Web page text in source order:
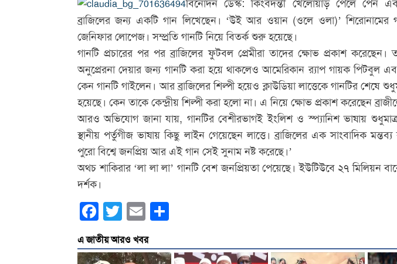
বিনোদন ডেস্ক: কিংবদন্তী খেলোয়াড় পেলে পেন
ব্রাজিলের জন্য একটি গান লিখেছেন। ‘উই আর ওয়ান (ওলে ওলা)’ শিরোনামের
জেনিফার লোপেজ। সম্প্রতি গানটি নিয়ে বিতর্ক শুরু হয়েছে।
গানটি প্রচারের পর পর ব্রাজিলের ফুটবল প্রেমীরা তাদের ক্ষোভ প্রকাশ করেছেন।
অনুপ্রেরনা দেয়ার জন্য গানটি করা হয়ে থাকলেও আমেরিকান র‌্যাপ গায়ক পিটবুল
কেন গানটি গাইলেন। আর ব্রাজিলের শিল্পী হয়েও ক্লাউডিয়া লাত্তেকে গানটির শেষে
হয়েছে। কেন তাকে কেন্দ্রীয় শিল্পী করা হলো না। এ নিয়ে ক্ষোভ প্রকাশ করেছেন
আরও অভিযোগ জানা যায়, গানটির বেশীরভাগই ইংলিশ ও স্প্যানিশ ভাষায়
স্থানীয় পর্তুগীজ ভাষায় কিছু লাইন গেয়েছেন লাত্তে। ব্রাজিলের এক সাংবাদিক
পুরো বিশ্বে জনপ্রিয় আর এই গান সেই সুনাম নষ্ট করেছে।’
অথচ শাকিরার ‘লা লা লা’ গানটি বেশ জনপ্রিয়তা পেয়েছে। ইউটিউবে ২৭ মিলিয়ন
দর্শক।
Facebook
Twitter Email
এ জাতীয় আরও খবর